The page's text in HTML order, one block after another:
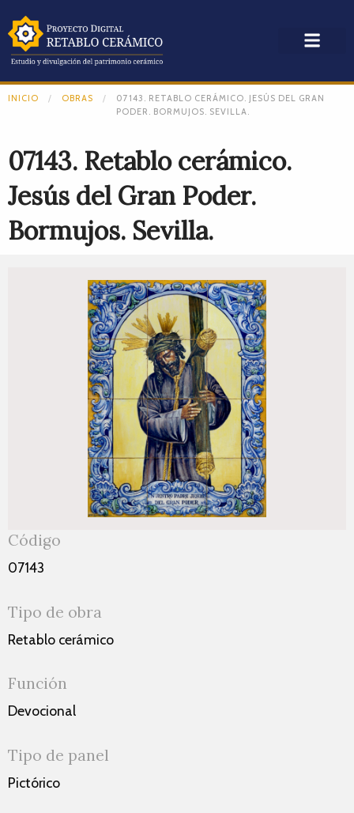
INICIO OBRAS
07143. RETABLO CERÁMICO. JESÚS DEL GRAN
PODER. BORMUJOS. SEVILLA.
07143. Retablo cerámico.
Jesús del Gran Poder.
Bormujos. Sevilla.
Código
07143
Tipo de obra
Retablo cerámico
Función
Devocional
Tipo de panel
Pictórico